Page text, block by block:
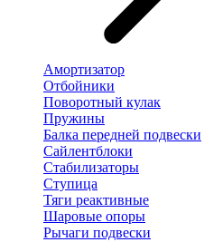
Амортизатор
Отбойники
Поворотный кулак
Пружины
Балка передней подвески
Сайлентблоки
Стабилизаторы
Ступица
Тяги реактивные
Шаровые опоры
Рычаги подвески